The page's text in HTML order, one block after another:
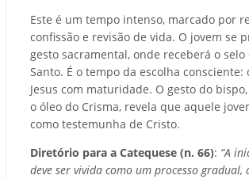
Este é um tempo intenso, marcado por
confissão e revisão de vida. O jovem se
gesto sacramental, onde receberá o
Santo. É o tempo da escolha
Jesus com maturidade. O gesto do
o óleo do Crisma, revela que aquele
como testemunha de Cristo.
Diretório para a Catequese (n. 66): “A
deve ser vivida como um processo